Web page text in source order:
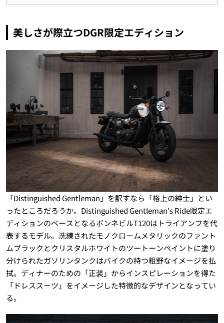
美しさが際立つDGR限定エディション
「Distinguished Gentleman」を訳すなら「格上の紳士」とい
ったところだろうか。Distinguished Gentleman's Ride限定エ
ディションのベースとなるボンネビルT120はトライアンフを代
表するモデル。洗練されたモノクロームメタリックのファント
ムブラックとクリスタルホワイトのツートーンペイントに塗り
分けられたガソリンタンクはバイクの持つ粗野なイメージを払
拭。ディナーのための「正装」からインスピレーションを得た
「ドレススーツ」をイメージした特徴的なデザインとなってい
る。